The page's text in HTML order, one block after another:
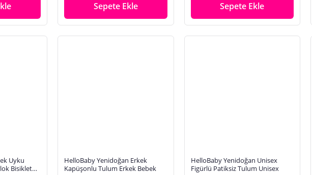
Sepete Ekle Sepete Ekle
Uyku
Bisiklet
HelloBaby Yenidoğan Erkek
Kapüşonlu Tulum Erkek Bebek
HelloBaby Yenidoğan Unisex
Figürlü Patiksiz Tulum Unisex